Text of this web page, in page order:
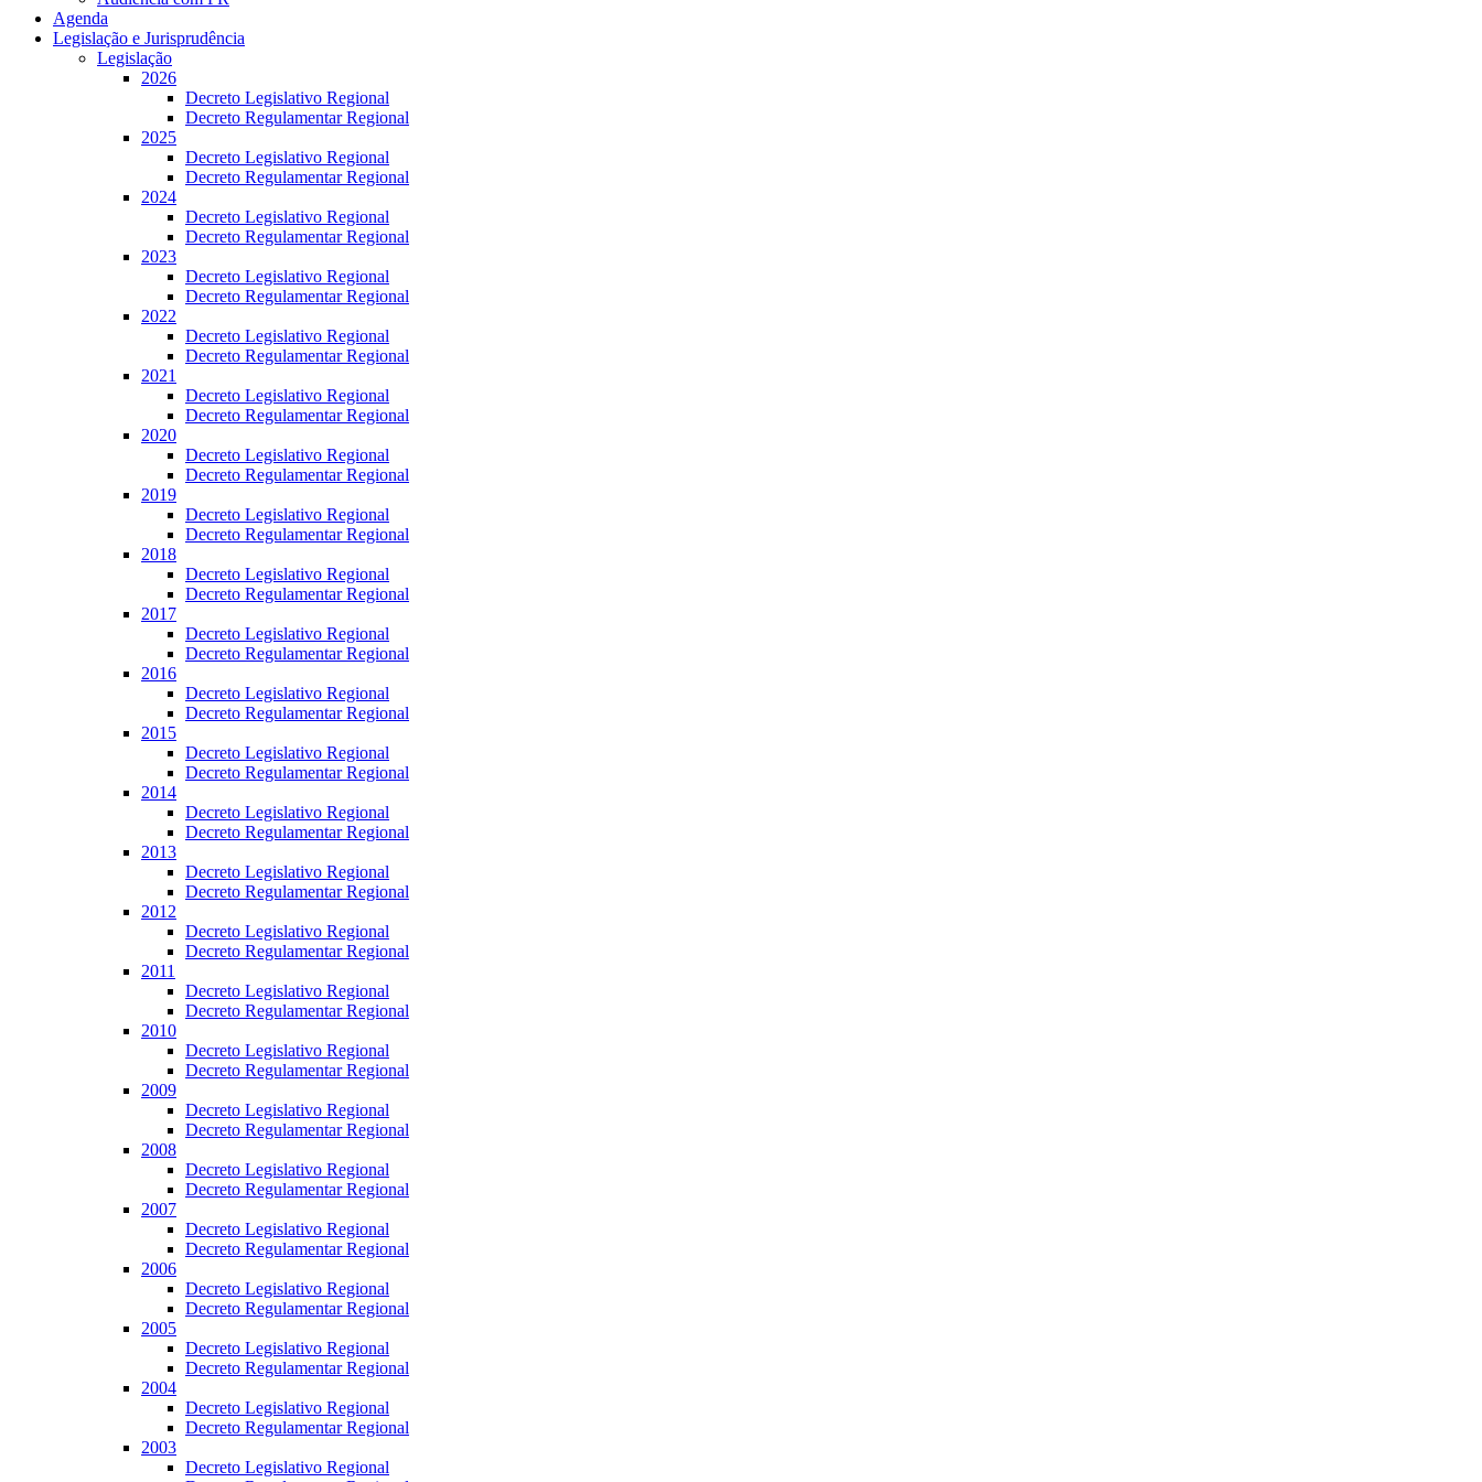
Agenda
Legislação e Jurisprudência
Legislação
2026
Decreto Legislativo Regional
Decreto Regulamentar Regional
2025
Decreto Legislativo Regional
Decreto Regulamentar Regional
2024
Decreto Legislativo Regional
Decreto Regulamentar Regional
2023
Decreto Legislativo Regional
Decreto Regulamentar Regional
2022
Decreto Legislativo Regional
Decreto Regulamentar Regional
2021
Decreto Legislativo Regional
Decreto Regulamentar Regional
2020
Decreto Legislativo Regional
Decreto Regulamentar Regional
2019
Decreto Legislativo Regional
Decreto Regulamentar Regional
2018
Decreto Legislativo Regional
Decreto Regulamentar Regional
2017
Decreto Legislativo Regional
Decreto Regulamentar Regional
2016
Decreto Legislativo Regional
Decreto Regulamentar Regional
2015
Decreto Legislativo Regional
Decreto Regulamentar Regional
2014
Decreto Legislativo Regional
Decreto Regulamentar Regional
2013
Decreto Legislativo Regional
Decreto Regulamentar Regional
2012
Decreto Legislativo Regional
Decreto Regulamentar Regional
2011
Decreto Legislativo Regional
Decreto Regulamentar Regional
2010
Decreto Legislativo Regional
Decreto Regulamentar Regional
2009
Decreto Legislativo Regional
Decreto Regulamentar Regional
2008
Decreto Legislativo Regional
Decreto Regulamentar Regional
2007
Decreto Legislativo Regional
Decreto Regulamentar Regional
2006
Decreto Legislativo Regional
Decreto Regulamentar Regional
2005
Decreto Legislativo Regional
Decreto Regulamentar Regional
2004
Decreto Legislativo Regional
Decreto Regulamentar Regional
2003
Decreto Legislativo Regional